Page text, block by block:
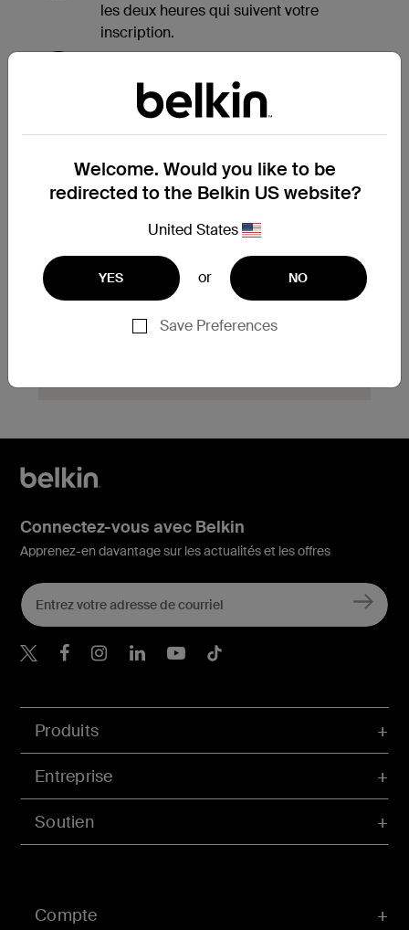
les deux heures qui suivent votre
inscription.
enregistrés au bas de la page de votre
compte.
Vous devez remplacer un
produit sous garantie ?
Complétez le formulaire de demande
d’assistance vous contactera rapidement
pour vous indiquer la marche à suivre.
Welcome. Would you like to be
redirected to the Belkin US website?
United States
YES or NO
Save Preferences
Compte
Produits
Entreprise
Soutien
Connectez-vous avec Belkin
Apprenez-en davantage sur les actualités et les offres
Belkin Twitter
Belkin Facebook
Belkin Instagram
Belkin LinkedIn
Belkin Youtube
Belkin TikTok